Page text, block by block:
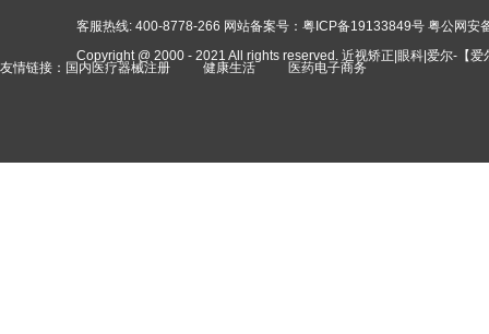
客服热线: 400-8778-266 网站备案号：粤ICP备19133849号 粤公网安
Copyright @ 2000 - 2021 All rights reserved. 近视矫正|眼科|爱尔-【爱
友情链接： 国内医疗器械注册 健康生活 医药电子商务